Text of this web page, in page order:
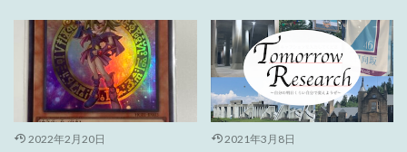
2022年2月20日 2021年3月8日